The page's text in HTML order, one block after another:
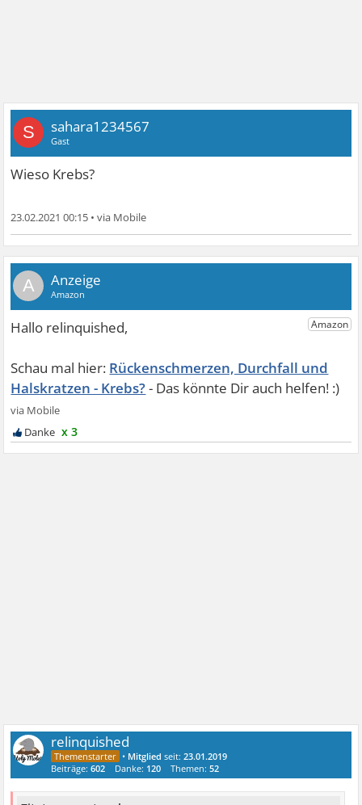
S sahara1234567
Gast
Wieso Krebs?
23.02.2021 00:15 •
A
Rückenschmerzen, Durchfall und
Halskratzen - Krebs?
x 3
relinquished
• Mitglied seit:23.01.2019
Beiträge:602 Danke: 120 Themen:52